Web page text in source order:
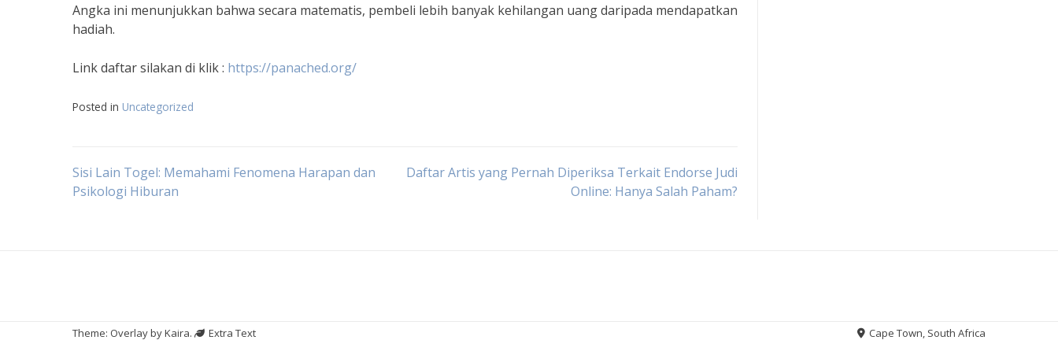
Angka ini menunjukkan bahwa secara matematis, pembeli lebih banyak kehilangan uang daripada mendapatkan
hadiah.
Link daftar silakan di klik : https://panached.org/
Posted in Uncategorized
Navigasi
Sisi Lain Togel: Memahami Fenomena Harapan dan
Psikologi Hiburan
Daftar Artis yang Pernah Diperiksa Terkait Endorse Judi
Online: Hanya Salah Paham?
Theme: Overlay byKaira. Extra Text Cape Town, South Africa